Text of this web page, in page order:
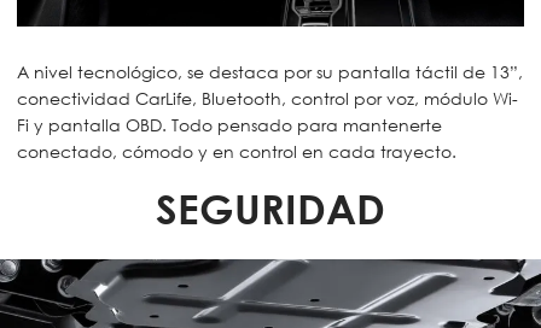
A nivel tecnológico, se destaca por su pantalla táctil de 13”,
conectividad CarLife, Bluetooth, control por voz, módulo Wi-
Fi y pantalla OBD. Todo pensado para mantenerte
conectado, cómodo y en control en cada trayecto.
SEGURIDAD